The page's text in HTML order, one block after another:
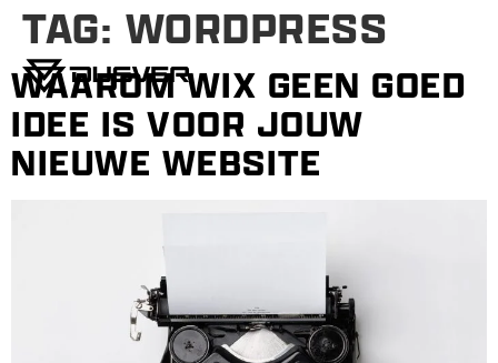
TAG: WORDPRESS
WAAROM WIX GEEN GOED
IDEE IS VOOR JOUW
NIEUWE WEBSITE